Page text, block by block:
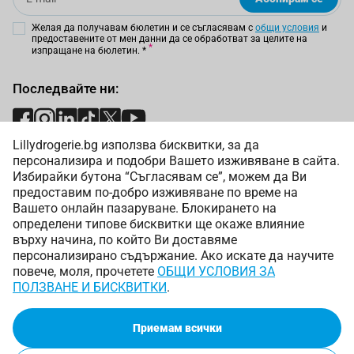
Lillydrogerie.bg използва бисквитки, за да
персонализира и подобри Вашето изживяване в сайта.
Избирайки бутона “Съгласявам се”, можем да Ви
предоставим по-добро изживяване по време на
Вашето онлайн пазаруване. Блокирането на
определени типове бисквитки ще окаже влияние
върху начина, по който Ви доставяме
персонализирано съдържание. Ако искате да научите
повече, моля, прочетете ОБЩИ УСЛОВИЯ ЗА
ПОЛЗВАНЕ И БИСКВИТКИ.
Приемам всички
хлор. При наличие на триъгълник, до който е поставен
знакът на химичния елемент хлор (Cl), избелването се
случва само в студена вода. При същия знак, но задраскан,
е подходяща белина без съдържание на хлор. Не
оставяйте белината да попада върху кожата.
Защо да изберете Лили Дрогерие?
Онлайн магазинът предлага богато разнообразие от
продукти на различни цени. В каталога присъстват марки
като Ace, Dr.Beckmann, Vanish, Astonish, K2r и др.
Периодично ще откриете промоционални кампании, като
само с няколко клика може да закупите всичко необходимо
за чистотата в дома. Платформата предлага на
потребителите да станат част от Lilly Club и по този начин да
печелят “цветчета”, като всяко от тях е на стойност 1
стотинка. Над определена сума доставката е безплатна.
Желая да получавам бюлетин и се съгласявам с общи условия и
предоставените от мен данни да се обработват за целите на
изпращане на бюлетин. *
Последвайте ни:
Начини на плащане:
Начини на доставка:
Copyright © 2025 Лили Дрогерие ЕООД. Всички права
запазени.